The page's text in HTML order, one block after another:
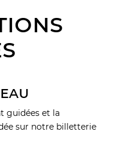
guidées et la
sur notre billetterie